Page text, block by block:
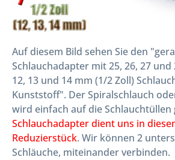
Auf diesem Bild sehen Sie den
Schlauchadapter mit 25, 26, 27 und
12, 13 und 14 mm (1/2 Zoll)
Kunststoff". Der Spiralschlauch
wird einfach auf die Schlauchtüllen
Schlauchadapter dient uns in
Reduzierstück. Wir können 2
Schläuche, miteinander verbinden.